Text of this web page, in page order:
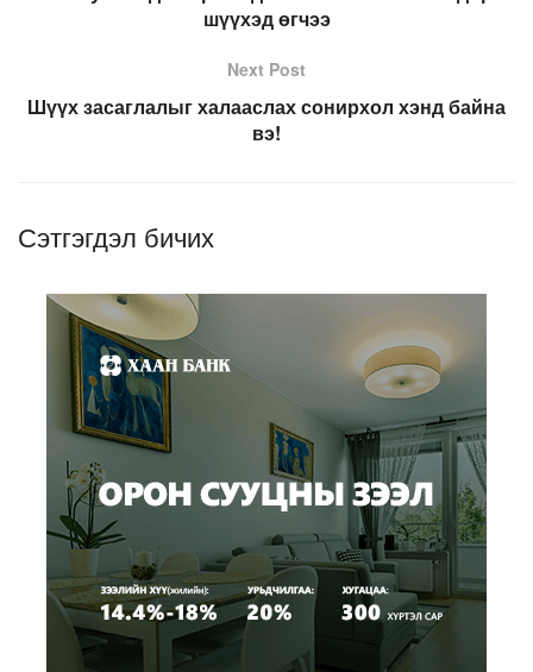
шүүхэд өгчээ
Next Post
Шүүх засаглалыг халааслах сонирхол хэнд байна
вэ!
Сэтгэгдэл бичих